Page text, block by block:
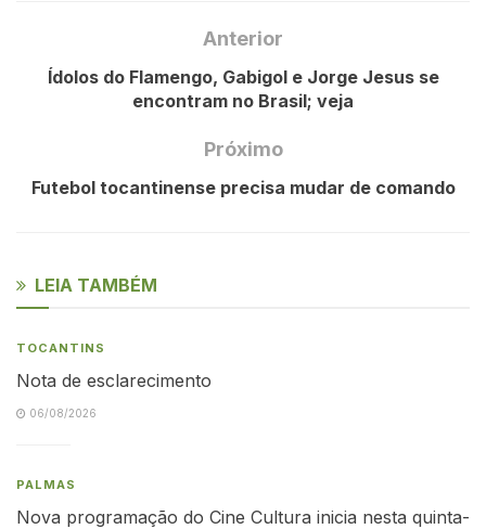
Anterior
Ídolos do Flamengo, Gabigol e Jorge Jesus se
encontram no Brasil; veja
Próximo
Futebol tocantinense precisa mudar de comando
LEIA TAMBÉM
TOCANTINS
Nota de esclarecimento
06/08/2026
PALMAS
Nova programação do Cine Cultura inicia nesta quinta-